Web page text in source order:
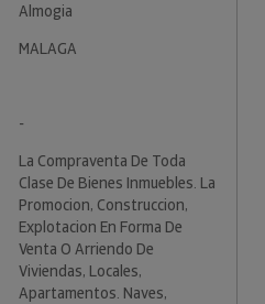
Almogia
MALAGA
-
La Compraventa De Toda
Clase De Bienes Inmuebles. La
Promocion, Construccion,
Explotacion En Forma De
Venta O Arriendo De
Viviendas, Locales,
Apartamentos. Naves,